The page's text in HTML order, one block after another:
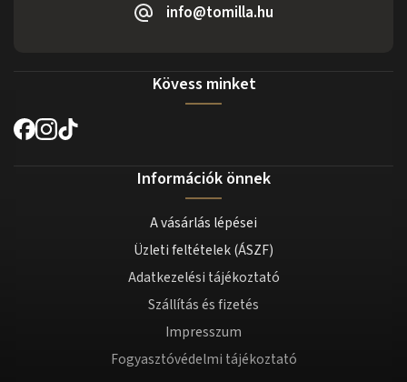
info@tomilla.hu
Kövess minket
Információk önnek
A vásárlás lépései
Üzleti feltételek (ÁSZF)
Adatkezelési tájékoztató
Szállítás és fizetés
Impresszum
Fogyasztóvédelmi tájékoztató